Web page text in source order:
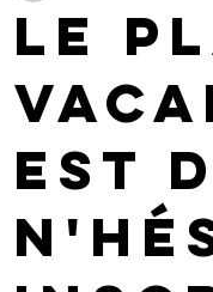
Le
est